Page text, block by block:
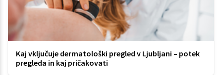
Kaj vključuje dermatološki pregled v Ljubljani – potek
pregleda in kaj pričakovati